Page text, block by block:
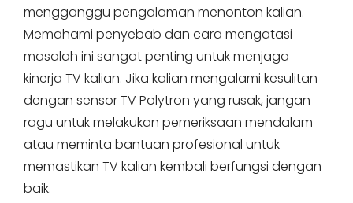
mengganggu pengalaman menonton kalian.
Memahami penyebab dan cara mengatasi
masalah ini sangat penting untuk menjaga
kinerja TV kalian. Jika kalian mengalami kesulitan
dengan sensor TV Polytron yang rusak, jangan
ragu untuk melakukan pemeriksaan mendalam
atau meminta bantuan profesional untuk
memastikan TV kalian kembali berfungsi dengan
baik.